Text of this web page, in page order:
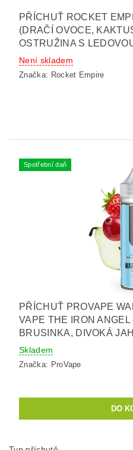
PŘÍCHUŤ ROCKET
(DRAČÍ OVOCE,
OSTRUŽINA S
Není skladem
Značka: Rocket Empire
Spotřební daň
PŘÍCHUŤ PROVAPE
VAPE THE IRON
BRUSINKA, DIVOKÁ
Skladem
Značka: ProVape